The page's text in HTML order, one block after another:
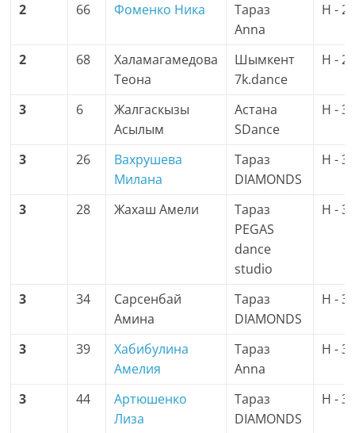
2 66 Фоменко Ника
Тараз
Anna
H - 2
2 68
Халамагамедова
Теона
Шымкент
7k.dance
H - 2
3 6
Жалгаскызы
Асылым
Астана
SDance
H - 3
3 26
Вахрушева
Милана
Тараз
DIAMONDS
H - 3
3 28 Жахаш Амели
Тараз
PEGAS
dance
studio
H - 3
3 34
Сарсенбай
Амина
Тараз
DIAMONDS
H - 3
3 39
Хабибулина
Амелия
Тараз
Anna
H - 3
3 44
Артюшенко
Лиза
Тараз
DIAMONDS
H - 3